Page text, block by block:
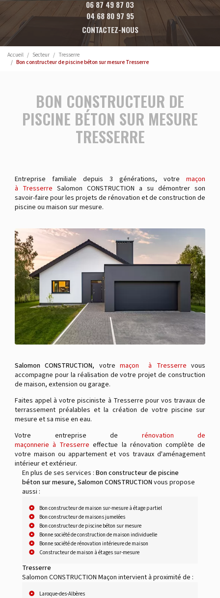
06 87 49 87 03
04 68 80 97 95
CONTACTEZ-NOUS
Accueil Secteur
Tresserre
Bon constructeur de piscine béton sur mesure Tresserre
BON CONSTRUCTEUR DE
PISCINE BÉTON SUR MESURE
TRESSERRE
Entreprise familiale depuis 3 générations, votre maçon
à Tresserre Salomon CONSTRUCTION a su démontrer son
savoir-faire pour les projets de rénovation et de construction de
piscine ou maison sur mesure.
Salomon CONSTRUCTION, votremaçon à Tresserre vous
accompagne pour la réalisation de votre projet de construction
de maison, extension ou garage.
Faites appel à votre pisciniste à Tresserre pour vos travaux de
terrassement préalables et la création de votre piscine sur
mesure et sa mise en eau.
Votre entreprise de rénovation de
maçonnerie à Tresserre effectue la rénovation complète de
votre maison ou appartement et vos travaux d'aménagement
intérieur et extérieur.
En plus de ses services : Bon constructeur de piscine
béton sur mesure, Salomon CONSTRUCTIONvous propose
aussi :
Bon constructeur de maison sur-mesure à étage partiel
Bon constructeur de maisons jumelées
Bon constructeur de piscine béton sur mesure
Bonne société de construction de maison individuelle
Bonne société de rénovation intérieure de maison
Constructeur de maison à étages sur-mesure
Tresserre
Salomon CONSTRUCTION Maçon intervient à proximité de :
Laroque-des-Albères